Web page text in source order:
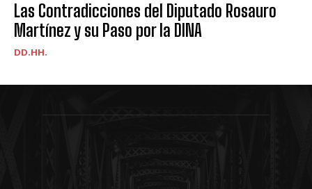
Las Contradicciones del Diputado Rosauro
Martínez y su Paso por la DINA
DD.HH.